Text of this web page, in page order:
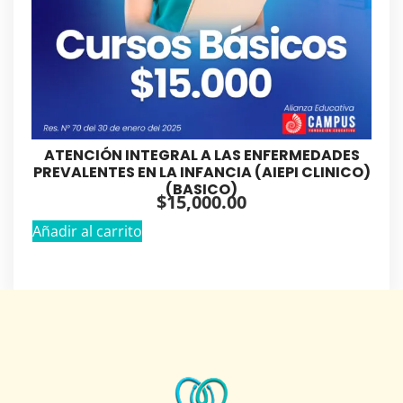
ATENCIÓN INTEGRAL A LAS ENFERMEDADES
PREVALENTES EN LA INFANCIA (AIEPI CLINICO)
(BASICO)
$15,000.00
Añadir al carrito